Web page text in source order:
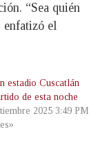
“Sea quién
enfatizó el
estadio Cuscatlán
de esta noche
2025 3:49 PM